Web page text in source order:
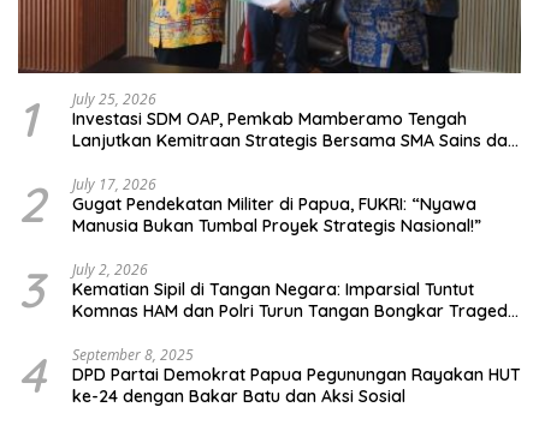
1 July 25, 2026
Investasi SDM OAP, Pemkab Mamberamo Tengah
Lanjutkan Kemitraan Strategis Bersama SMA Sains dan
2 July 17, 2026
Gugat Pendekatan Militer di Papua, FUKRI: “Nyawa
Manusia Bukan Tumbal Proyek Strategis Nasional!”
3 July 2, 2026
Kematian Sipil di Tangan Negara: Imparsial Tuntut
Komnas HAM dan Polri Turun Tangan Bongkar Tragedi
4 September 8, 2025
DPD Partai Demokrat Papua Pegunungan Rayakan HUT
ke-24 dengan Bakar Batu dan Aksi Sosial